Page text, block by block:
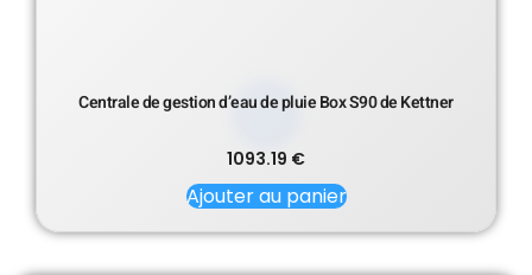
Centrale de gestion d’eau de pluie Box S90 de Kettner
1093.19 €
Ajouter au panier